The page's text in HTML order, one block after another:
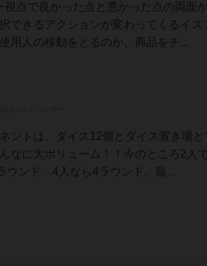
点で良かった点と悪かった点の両面
できるアクションが変わってくるイス
用人の移動をとるのか、商品をチ...
ントは、ダイス12個とダイス置き場
なに大ボリューム！！今のところ2人
ウンド、4人なら4ラウンド。親...